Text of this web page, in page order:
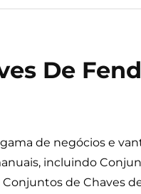
De
de negócios e
incluindo
de Chaves